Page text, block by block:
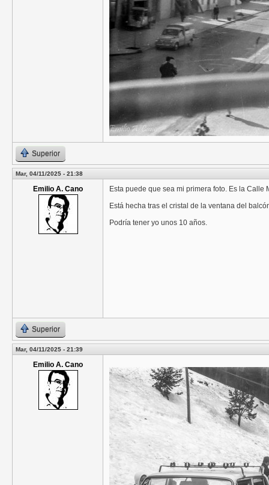
Superior
Mar, 04/11/2025 - 21:38
Emilio A. Cano
Esta puede que sea mi primera foto. Es la
Está hecha tras el cristal de la ventana del
Podría tener yo unos 10 años.
Superior
Mar, 04/11/2025 - 21:39
Emilio A. Cano